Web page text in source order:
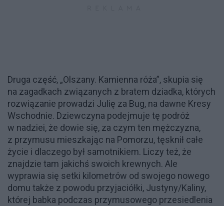
Druga część, „Olszany. Kamienna róża”, skupia się
na zagadkach związanych z bratem dziadka, których
rozwiązanie prowadzi Julię za Bug, na dawne Kresy
Wschodnie. Dziewczyna podejmuje tę podróż
w nadziei, że dowie się, za czym ten mężczyzna,
z przymusu mieszkając na Pomorzu, tęsknił całe
życie i dlaczego był samotnikiem. Liczy też, że
znajdzie tam jakichś swoich krewnych. Ale
wyprawia się setki kilometrów od swojego nowego
domu także z powodu przyjaciółki, Justyny/Kaliny,
której babka podczas przymusowego przesiedlenia